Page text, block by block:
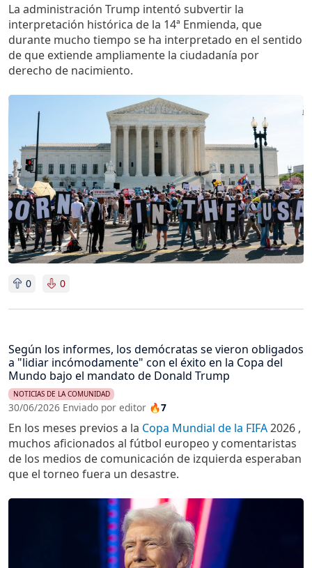
La administración Trump intentó subvertir la
interpretación histórica de la 14ª Enmienda, que
durante mucho tiempo se ha interpretado en el sentido
de que extiende ampliamente la ciudadanía por
derecho de nacimiento.
Imagen
0 0
Según los informes, los demócratas se vieron obligados
a "lidiar incómodamente" con el éxito en la Copa del
Mundo bajo el mandato de Donald Trump
NOTICIAS DE LA COMUNIDAD
30/06/2026 Enviado por editor 🔥7
En los meses previos a la Copa Mundial de la FIFA2026 ,
muchos aficionados al fútbol europeo y comentaristas
de los medios de comunicación de izquierda esperaban
que el torneo fuera un desastre.
Imagen